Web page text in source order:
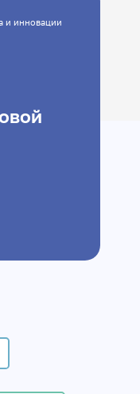
и инновации